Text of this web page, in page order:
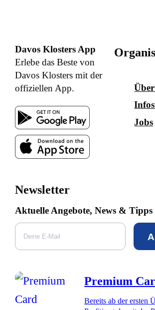
Davos Klosters App
Erlebe das Beste von
Davos Klosters mit der
offiziellen App.
Jobs
Newsletter
Aktuelle Angebote, News & Tipps
Premium
Bereits ab der ersten